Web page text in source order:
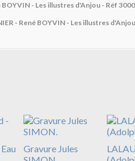
BOYVIN - Les illustres d'Anjou - Réf
- René BOYVIN - Les illustres
Gravure Jules